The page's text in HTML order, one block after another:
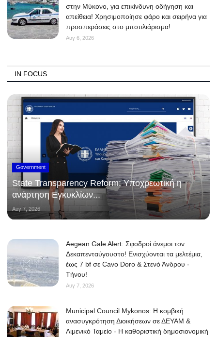
στην Μύκονο, για επικίνδυνη οδήγηση και
απείθεια! Χρησιμοποίησε φάρο και σειρήνα για
προσπεράσεις στο μποτιλιάρισμα!
Αυγ 6, 2026
IN FOCUS
Government
State Transparency Reform: Υποχρεωτική η
ανάρτηση Εγκυκλίων...
Αυγ 7, 2026
Aegean Gale Alert: Σφοδροί άνεμοι τον
Δεκαπενταύγουστο! Ενισχύονται τα μελτέμια,
έως 7 bf σε Cavo Doro & Στενό Άνδρου -
Τήνου!
Αυγ 7, 2026
Municipal Council Mykonos: Η κομβική
ανασυγκρότηση Διοικήσεων σε ΔΕΥΑΜ &
Λιμενικό Ταμείο - Η καθοριστική δημοσιονομική